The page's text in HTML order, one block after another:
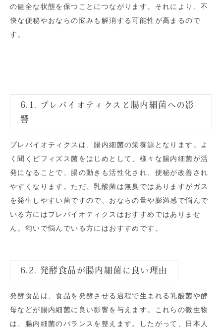
の健全な状態を保つことにつながります。それにより、不
快な便秘やおならの悩みも解消する可能性が高まるので
す。
6.1. プレバイオティクスと腸内細菌への影
響
プレバイオティクスは、腸内細菌の栄養源となります。よ
く聞くビフィズス菌をはじめとして、様々な腸内細菌が活
発になることで、腸の動きも活性化され、便秘が改善され
やすくなります。ただ、乳酸菌は無臭ではありますがガス
を発生しやすい菌ですので、おならの量や膨満感で悩んで
いる方にはプレバイオティクスはおすすめではありませ
ん。匂いで悩んでいる方にはおすすめです。
6.2. 発酵食品が腸内細菌に良い理由
発酵食品は、食品を発酵させる過程で生まれる乳酸菌や酵
母などが腸内細菌に良い影響を与えます。これらの微生物
は、腸内細菌のバランスを整えます。したがって、日本人